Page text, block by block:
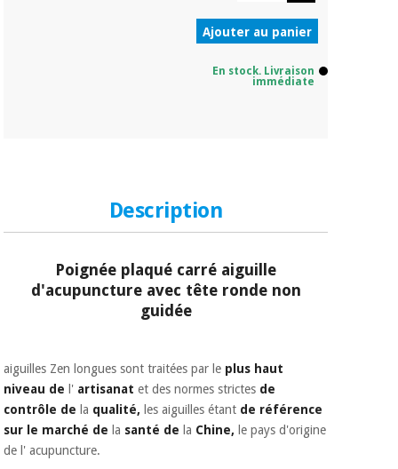
Ajouter au panier
En stock. Livraison
immédiate
Description
Poignée plaqué carré aiguille
d'acupuncture avec tête ronde non
guidée
aiguilles Zen longues sont traitées par le plus haut
niveau de l' artisanat et des normes strictes de
contrôle de la qualité, les aiguilles étant de référence
sur le marché de la santé de la Chine, le pays d'origine
de l' acupuncture.